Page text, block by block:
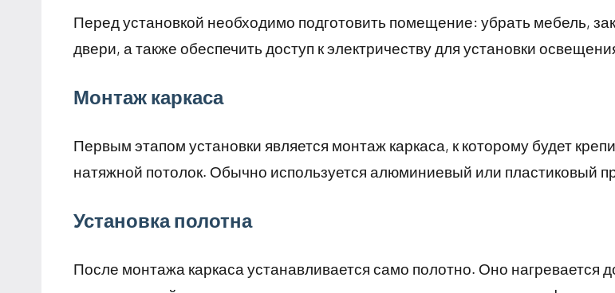
Перед установкой необходимо подготовить помещение: убрать мебель,
двери, а также обеспечить доступ к электричеству для установки
Монтаж каркаса
Первым этапом установки является монтаж каркаса, к которому будет
натяжной потолок. Обычно используется алюминиевый или пластиковый
Установка полотна
После монтажа каркаса устанавливается само полотно. Оно нагревается